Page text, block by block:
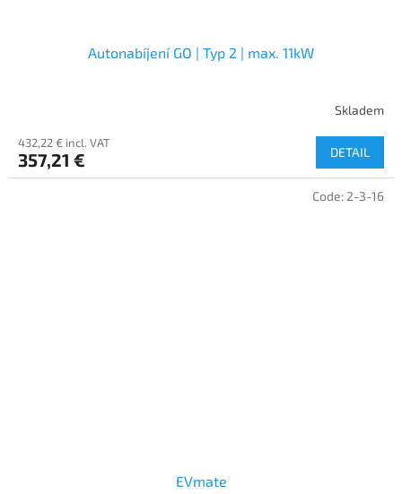
Autonabíjení GO | Typ 2 | max. 11kW
Skladem
432,22 € incl. VAT
357,21 € DETAIL
EVmate
Code: 2-3-16